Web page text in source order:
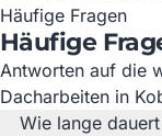
Häufige Fragen
Häufige
Antworten auf die
Dacharbeiten in
Wie lange